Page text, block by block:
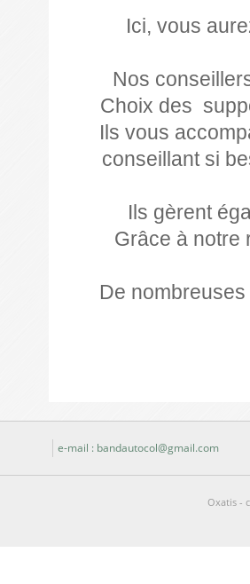
Ici, vous
Nos
Choix des
Ils vous
conseillant si
Ils gèrent
Grâce à notre
De
e-mail : bandautocol@gmail.com
Oxatis -